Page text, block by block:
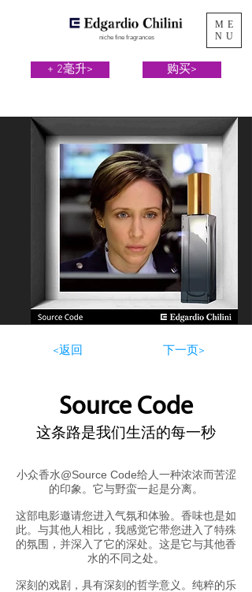
ME
NU
niche fine fragrances
+ 2毫升> 购买>
<返回 下一页>
Source Code
这条路是我们生活的每一秒
小众香水@Source Code给人一种浓浓而苦涩
的印象。它与野蛮一起是分离。
这部电影邀请您进入气氛和体验。香味也是如
此。与其他人相比，我感觉它带您进入了特殊
的氛围，并深入了它的深处。这是它与其他香
水的不同之处。
深刻的戏剧，具有深刻的哲学意义。纯粹的乐